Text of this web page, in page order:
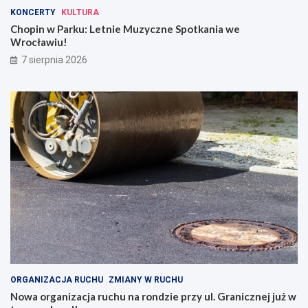
z
y
c
z
n
S
p
o
t
k
a
n
i
a
w
e
W
r
o
c
a
a
r
o
n
d
i
e
p
r
z
y
u
l
.
G
r
a
n
i
c
n
KONCERTY KULTURA
Chopin w Parku: Letnie Muzyczne Spotkania we
Wrocławiu!
7 sierpnia 2026
ORGANIZACJA RUCHU ZMIANY W RUCHU
Nowa organizacja ruchu na rondzie przy ul. Granicznej już w